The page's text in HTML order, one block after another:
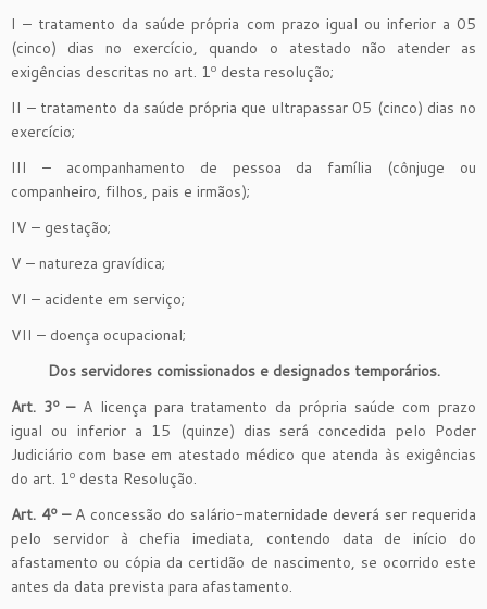
I – tratamento da saúde própria com prazo igual ou inferior a 05
(cinco) dias no exercício, quando o atestado não atender as
exigências descritas no art. 1º desta resolução;
II – tratamento da saúde própria que ultrapassar 05 (cinco) dias no
exercício;
III – acompanhamento de pessoa da família (cônjuge ou
companheiro, filhos, pais e irmãos);
IV – gestação;
V – natureza gravídica;
VI – acidente em serviço;
VII – doença ocupacional;
Dos servidores comissionados e designados temporários.
Art. 3º –A licença para tratamento da própria saúde com prazo
igual ou inferior a 15 (quinze) dias será concedida pelo Poder
Judiciário com base em atestado médico que atenda às exigências
do art. 1º desta Resolução.
Art. 4º –A concessão do salário-maternidade deverá ser requerida
pelo servidor à chefia imediata, contendo data de início do
afastamento ou cópia da certidão de nascimento, se ocorrido este
antes da data prevista para afastamento.